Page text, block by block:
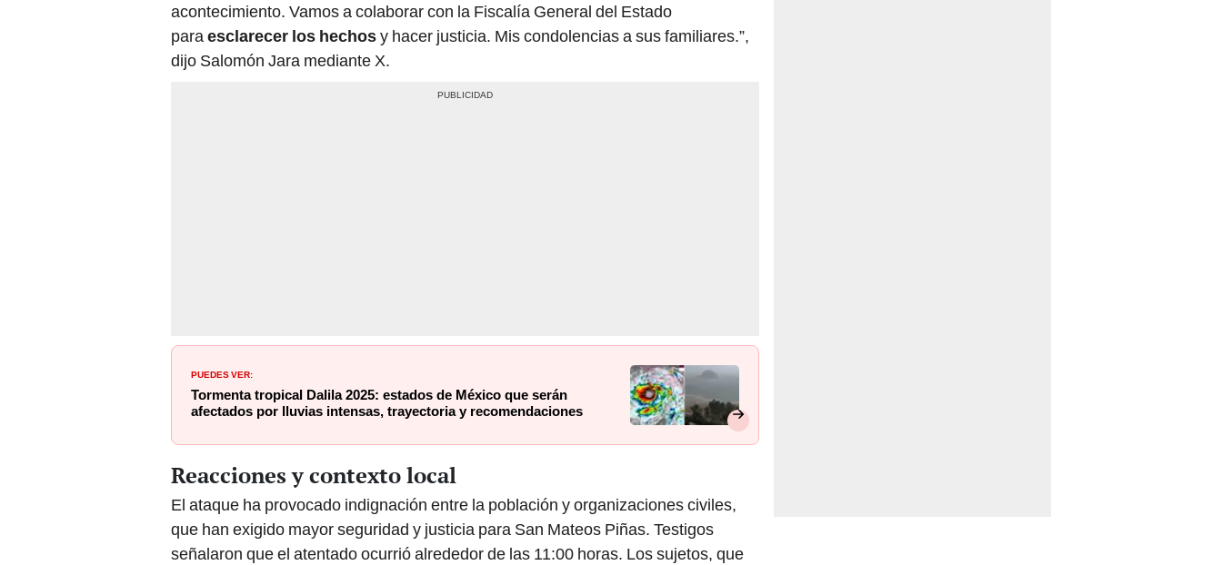
acontecimiento. Vamos a colaborar con la Fiscalía General del Estado
para esclarecer los hechosy hacer justicia. Mis condolencias a sus familiares.”,
dijo Salomón Jara mediante X.
PUEDES VER:
Tormenta tropical Dalila 2025: estados de México que serán
afectados por lluvias intensas, trayectoria y recomendaciones
Reacciones y contexto local
El ataque ha provocado indignación entre la población y organizaciones civiles,
que han exigido mayor seguridad y justicia para San Mateos Piñas. Testigos
señalaron que el atentado ocurrió alrededor de las 11:00 horas. Los sujetos, que